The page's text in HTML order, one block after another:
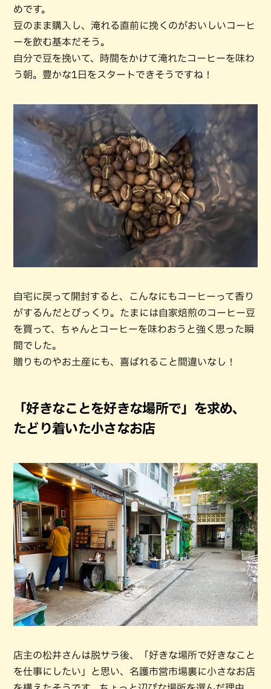
めです。
豆のまま購入し、淹れる直前に挽くのがおいしいコーヒ
ーを飲む基本だそう。
自分で豆を挽いて、時間をかけて淹れたコーヒーを味わ
う朝。豊かな1日をスタートできそうですね！
自宅に戻って開封すると、こんなにもコーヒーって香り
がするんだとびっくり。たまには自家焙煎のコーヒー豆
を買って、ちゃんとコーヒーを味わおうと強く思った瞬
間でした。
贈りものやお土産にも、喜ばれること間違いなし！
「好きなことを好きな場所で」を求め、
たどり着いた小さなお店
店主の松井さんは脱サラ後、「好きな場所で好きなこと
を仕事にしたい」と思い、名護市営市場裏に小さなお店